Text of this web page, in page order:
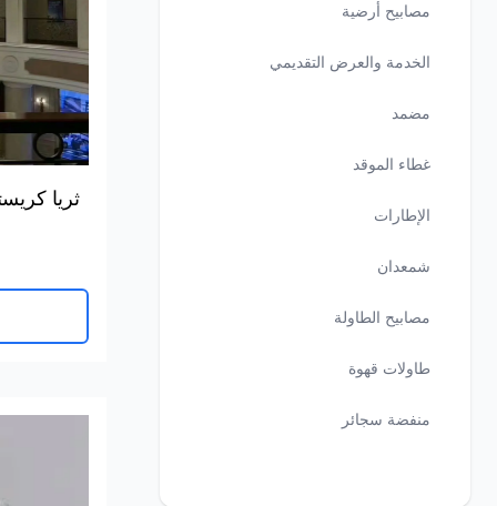
مصابيح أرضية
الخدمة والعرض التقديمي
مضمد
غطاء الموقد
الإطارات
شمعدان
مصابيح الطاولة
طاولات قهوة
منفضة سجائر
ثريا